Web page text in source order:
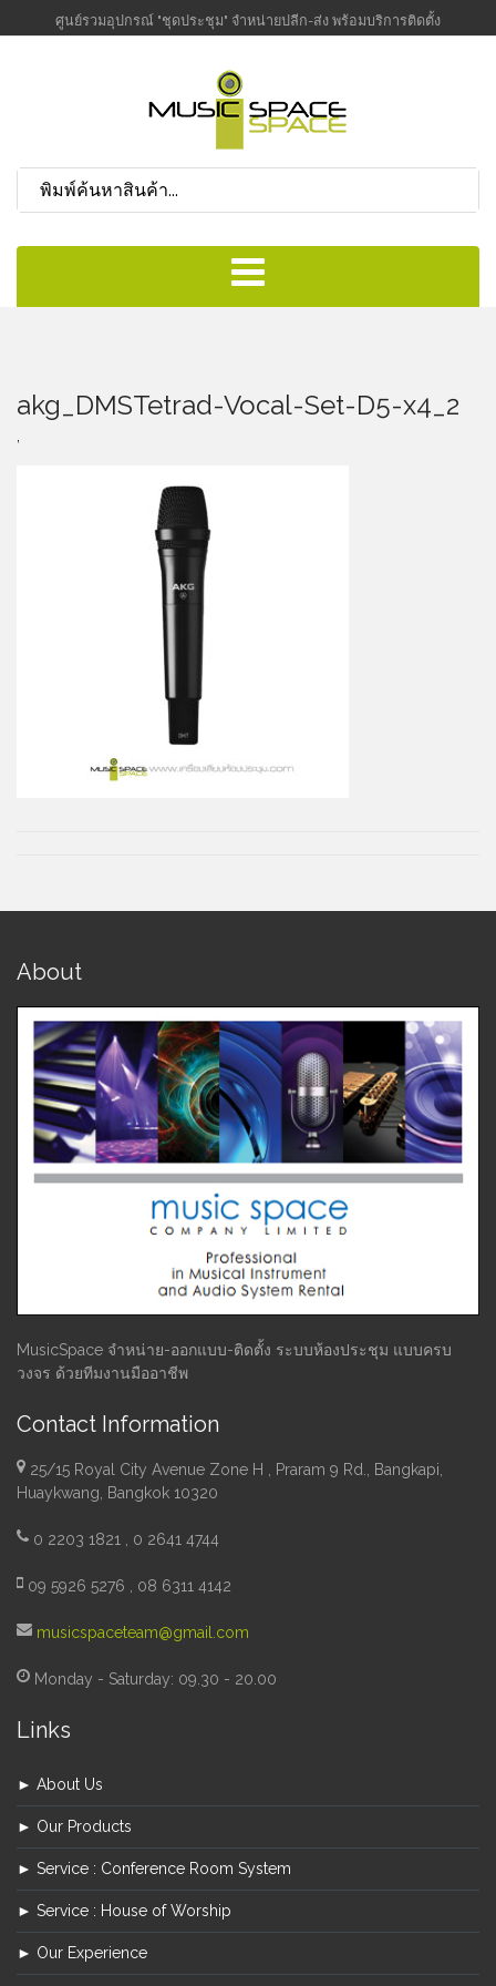
ศูนย์รวมอุปกรณ์ "ชุดประชุม" จำหน่ายปลีก-ส่ง พร้อมบริการติดตั้ง
akg_DMSTetrad-Vocal-Set-D5-x4_2
About
MusicSpace จำหน่าย-ออกแบบ-ติดตั้ง ระบบห้องประชุม แบบครบ
วงจร ด้วยทีมงานมืออาชีพ
Contact Information
25/15 Royal City Avenue Zone H , Praram 9 Rd., Bangkapi,
Huaykwang, Bangkok 10320
0 2203 1821 , 0 2641 4744
09 5926 5276 , 08 6311 4142
musicspaceteam@gmail.com
Monday - Saturday: 09.30 - 20.00
Links
► About Us
► Our Products
► Service : Conference Room System
► Service : House of Worship
► Our Experience